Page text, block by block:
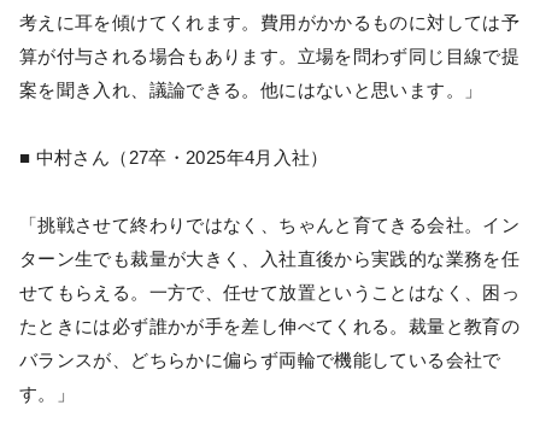
考えに耳を傾けてくれます。費用がかかるものに対しては予
算が付与される場合もあります。立場を問わず同じ目線で提
案を聞き入れ、議論できる。他にはないと思います。」
■ 中村さん（27卒・2025年4月入社）
「挑戦させて終わりではなく、ちゃんと育てきる会社。イン
ターン生でも裁量が大きく、入社直後から実践的な業務を任
せてもらえる。一方で、任せて放置ということはなく、困っ
たときには必ず誰かが手を差し伸べてくれる。裁量と教育の
バランスが、どちらかに偏らず両輪で機能している会社で
す。」